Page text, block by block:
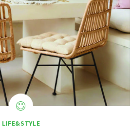
LIFE&STYLE